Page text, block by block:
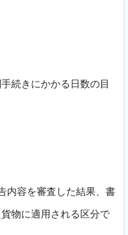
続きにかかる日数の目
内容を審査した結果、書
物に適用される区分で